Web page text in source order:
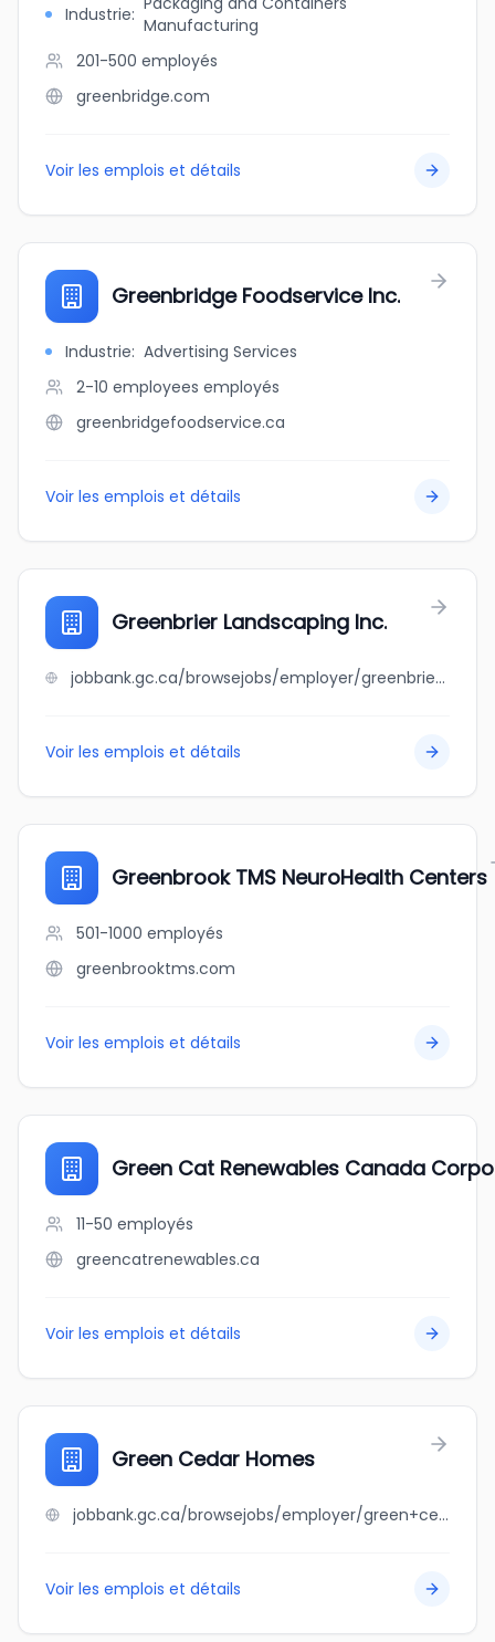
Industrie: Manufacturing
201-500 employés
greenbridge.com
Voir les emplois et détails
Greenbridge Foodservice Inc.
Industrie: Advertising Services
2-10 employees employés
greenbridgefoodservice.ca
Voir les emplois et détails
Greenbrier Landscaping Inc.
jobbank.gc.ca/browsejobs/employer/greenbrier+landscaping+inc./ca
Voir les emplois et détails
Greenbrook TMS NeuroHealth Centers
501-1000 employés
greenbrooktms.com
Voir les emplois et détails
Green Cat Renewables Canada
11-50 employés
greencatrenewables.ca
Voir les emplois et détails
Green Cedar Homes
jobbank.gc.ca/browsejobs/employer/green+cedar+homes/ca
Voir les emplois et détails